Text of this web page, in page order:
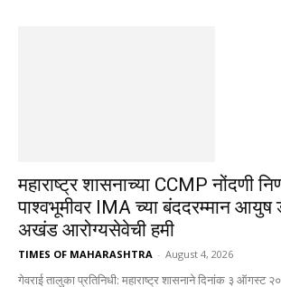
महाराष्ट्र शासनाच्या CCMP नोंदणी
पाश्वभूमीवर IMA च्या बंददरम्मान
अखंड आरोग्यसेवेची हमी
TIMES OF MAHARASHTRA - August 4, 2026
गेवराई तालुका प्रतिनिधी: महाराष्ट्र शासनाने दिनांक ३ ऑगस्ट